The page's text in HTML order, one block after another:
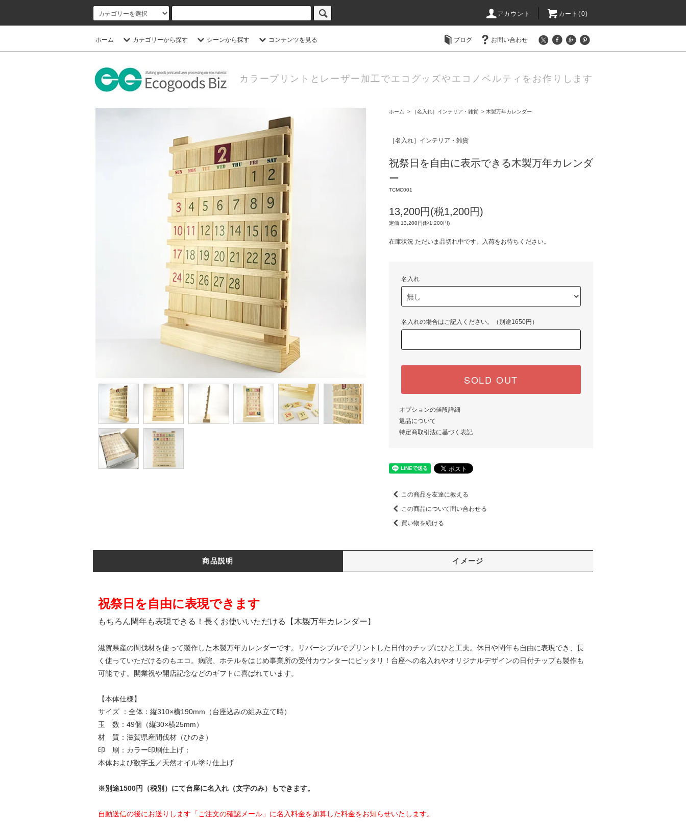
アカウント カート(0)
ホーム カテゴリーから探す シーンから探す コンテンツを見る ブログ お問い合わせ
カラープリントとレーザー加工でエコグッズやエコノベルティをお作りします
ホーム > ［名入れ］インテリア・雑貨 > 木製万年カレンダー
［名入れ］インテリア・雑貨
祝祭日を自由に表示できる木製万年カレンダ
ー
TCMC001
13,200円(税1,200円)
定価 13,200円(税1,200円)
在庫状況 ただいま品切れ中です。入荷をお待ちください。
名入れ
名入れの場合はご記入ください。（別途1650円）
SOLD OUT
オプションの値段詳細
返品について
特定商取引法に基づく表記
この商品を友達に教える
この商品について問い合わせる
買い物を続ける
商品説明 イメージ
祝祭日を自由に表現できます
もちろん閏年も表現できる！長くお使いいただける【木製万年カレンダー】
滋賀県産の間伐材を使って製作した木製万年カレンダーです。リバーシブルでプリントした日付のチップにひと工夫。休日や閏年も自由に表現でき、長
く使っていただけるのもエコ。病院、ホテルをはじめ事業所の受付カウンターにピッタリ！台座への名入れやオリジナルデザインの日付チップも製作も
可能です。開業祝や開店記念などのギフトに喜ばれています。
【本体仕様】
サイズ ：全体：縦310×横190mm（台座込みの組み立て時）
玉 数：49個（縦30×横25mm）
材 質：滋賀県産間伐材（ひのき）
印 刷：カラー印刷仕上げ：
本体および数字玉／天然オイル塗り仕上げ
※別途1500円（税別）にて台座に名入れ（文字のみ）もできます。
自動送信の後にお送りします「ご注文の確認メール」に名入料金を加算した料金をお知らせいたします。